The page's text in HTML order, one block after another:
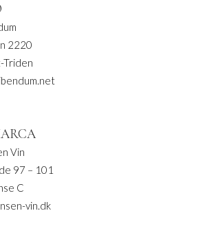
2220
Triden
Vin
97 – 101
C
vin.dk